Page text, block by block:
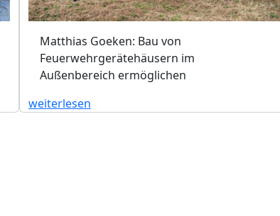
Matthias Goeken: Bau von
Feuerwehrgerätehäusern im
Außenbereich ermöglichen
weiterlesen